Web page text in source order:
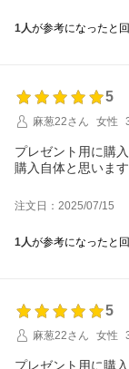
1人が参考になったと
5
麻葱22さん
女性
プレゼント用に購
購入自体と思います
注文日：2025/07/15
1人が参考になったと
5
麻葱22さん
女性
プレゼント用に購